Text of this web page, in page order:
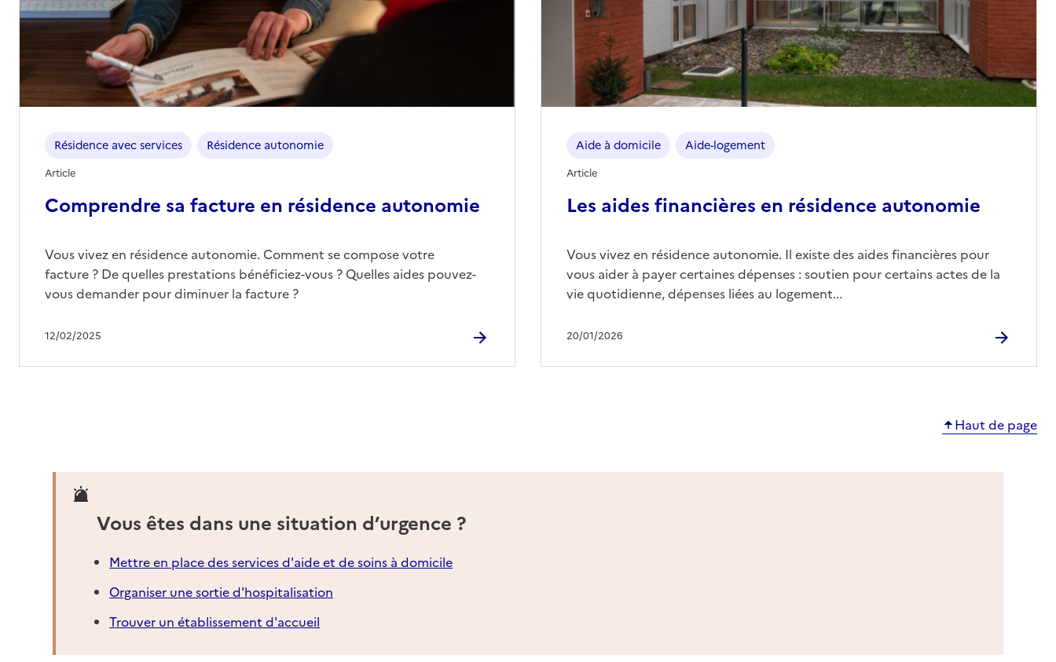
Comprendre sa facture en résidence autonomie
12/02/2025
Résidence avec services Résidence autonomie
Article
Vous vivez en résidence autonomie. Comment se compose votre
facture ? De quelles prestations bénéficiez-vous ? Quelles aides pouvez-
vous demander pour diminuer la facture ?
Les aides financières en résidence autonomie
20/01/2026
Aide à domicile Aide-logement
Article
Vous vivez en résidence autonomie. Il existe des aides financières pour
vous aider à payer certaines dépenses : soutien pour certains actes de la
vie quotidienne, dépenses liées au logement...
Haut de page
Vous êtes dans une situation d’urgence ?
Mettre en place des services d'aide et de soins à domicile
Organiser une sortie d'hospitalisation
Trouver un établissement d'accueil